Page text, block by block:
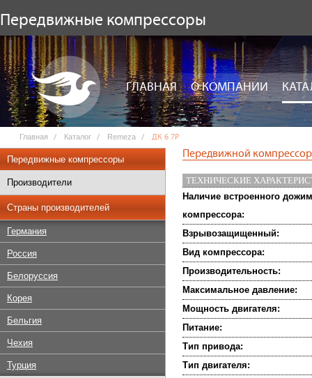
Передвижные компрессоры
ГЛАВНАЯ О КОМПАНИИ
Главная Каталог Remeza ДК 6 7Р
Передвижные компрессоры
Производители
Страны производителей
Германия
Россия
Белоруссия
Корея
Бельгия
Чехия
Турция
Передвижной
ТЕХНИЧЕСКИЕ
Наличие встроенного
компрессора:
Взрывозащищенный:
Вид компрессора:
Производительность:
Максимальное давление:
Мощность двигателя:
Питание:
Тип привода:
Тип двигателя: